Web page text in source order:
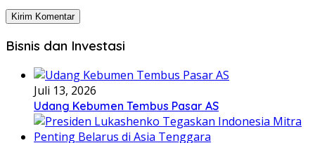
Bisnis dan Investasi
Juli 13, 2026
Udang Kebumen Tembus Pasar AS